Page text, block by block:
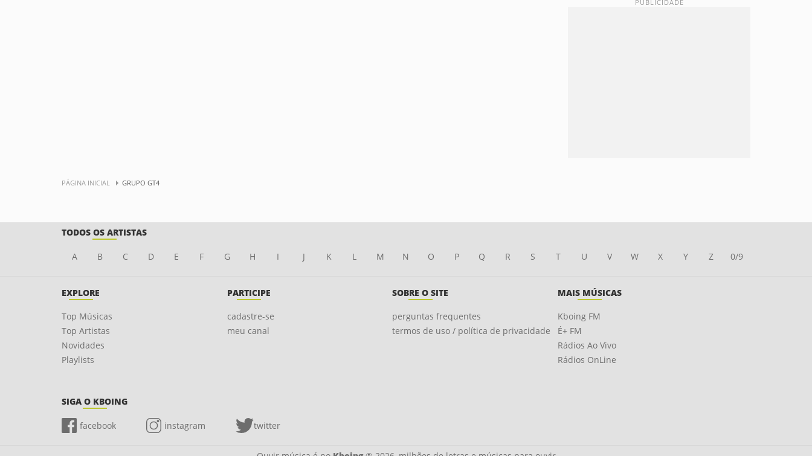
PÁGINA INICIAL GRUPO GT4
TODOS OS ARTISTAS
A B C D E F G H I J K L M N O P Q R S T U V W X Y Z 0/9
EXPLORE
Top Músicas
Top Artistas
Novidades
Playlists
PARTICIPE
cadastre-se
meu canal
SOBRE O SITE
perguntas frequentes
termos de uso / política de privacidade
MAIS MÚSICAS
Kboing FM
É+ FM
Rádios Ao Vivo
Rádios OnLine
SIGA O KBOING
facebook instagram twitter